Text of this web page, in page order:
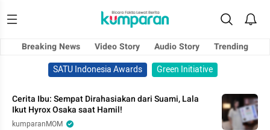
Breaking News Video Story Audio Story
Trending
SATU Indonesia Awards
Green Initiative
Cerita Ibu: Sempat Dirahasiakan dari Suami, Lala
Ikut Hyrox Osaka saat Hamil!
kumparanMOM